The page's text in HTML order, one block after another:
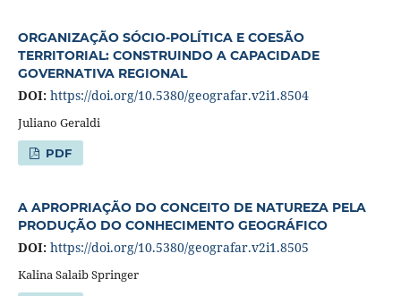
ORGANIZAÇÃO SÓCIO-POLÍTICA E COESÃO
TERRITORIAL: CONSTRUINDO A CAPACIDADE
GOVERNATIVA REGIONAL
DOI: https://doi.org/10.5380/geografar.v2i1.8504
Juliano Geraldi
PDF
A APROPRIAÇÃO DO CONCEITO DE NATUREZA PELA
PRODUÇÃO DO CONHECIMENTO GEOGRÁFICO
DOI: https://doi.org/10.5380/geografar.v2i1.8505
Kalina Salaib Springer